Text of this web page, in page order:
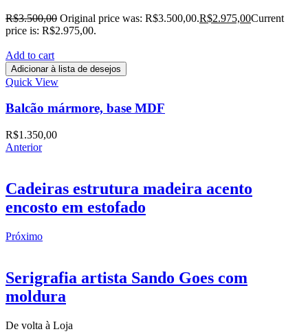
R$3.500,00 Original price was: R$3.500,00.R$2.975,00Current
price is: R$2.975,00.
Add to cart
Adicionar à lista de desejos
Quick View
Balcão mármore, base MDF
R$1.350,00
Anterior
Cadeiras estrutura madeira acento
encosto em estofado
Próximo
Serigrafia artista Sando Goes com
moldura
De volta à Loja